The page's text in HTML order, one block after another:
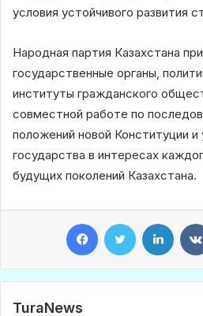
условия устойчивого развития
Народная партия Казахстана
государственные органы,
институты гражданского
совместной работе по
положений новой Конституции и
государства в интересах
будущих поколений Казахстана.
TuraNews